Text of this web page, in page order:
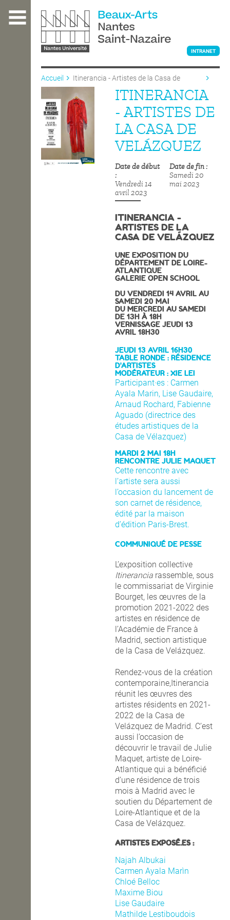
contenu
L'ÉCOLE
ENSEIGNEMENT
INTRANET
Accueil
Itinerancia - Artistes de la Casa de
Velázquez
ITINERANCIA
- ARTISTES DE
LA CASA DE
VELÁZQUEZ
Date de début
Vendredi 14
avril 2023
Date de fin
Samedi 20
mai 2023
ITINERANCIA -
ARTISTES DE LA
CASA DE VELÁZQUEZ
UNE EXPOSITION DU
DÉPARTEMENT DE LOIRE-
ATLANTIQUE
GALERIE OPEN SCHOOL
DU VENDREDI 14 AVRIL AU
SAMEDI 20 MAI
DU MERCREDI AU SAMEDI
DE 13H À 18H
VERNISSAGE JEUDI 13
AVRIL 18H30
JEUDI 13 AVRIL 16H30
TABLE RONDE : RÉSIDENCE
D'ARTISTES
MODÉRATEUR : XIE LEI
Participant·es : Carmen
Ayala Marin, Lise Gaudaire,
Arnaud Rochard, Fabienne
Aguado (directrice des
études artistiques de la
Casa de Vélazquez)
MARDI 2 MAI 18H
RENCONTRE JULIE MAQUET
Cette rencontre avec
l’artiste sera aussi
l’occasion du lancement de
son carnet de résidence,
édité par la maison
d’édition Paris-Brest.
COMMUNIQUÉ DE PESSE
L’exposition collective
Itinerancia rassemble, sous
le commissariat de Virginie
Bourget, les œuvres de la
promotion 2021-2022 des
artistes en résidence de
l’Académie de France à
Madrid, section artistique
de la Casa de Velázquez.
Rendez-vous de la création
contemporaine,Itinerancia
réunit les œuvres des
artistes résidents en 2021-
2022 de la Casa de
Velázquez de Madrid. C’est
aussi l’occasion de
découvrir le travail de Julie
Maquet, artiste de Loire-
Atlantique qui a bénéficié
d’une résidence de trois
mois à Madrid avec le
soutien du Département de
Loire-Atlantique et de la
Casa de Velázquez.
ARTISTES EXPOSÉ.ES :
Najah Albukai
Carmen Ayala Marìn
Chloé Belloc
Maxime Biou
Lise Gaudaire
Mathilde Lestiboudois